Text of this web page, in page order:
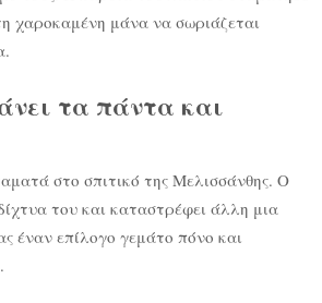
χαροκαμένη μάνα να σωριάζεται
τα πάντα και
στο σπιτικό της Μελισσάνθης. Ο
του και καταστρέφει άλλη μια
έναν επίλογο γεμάτο πόνο και